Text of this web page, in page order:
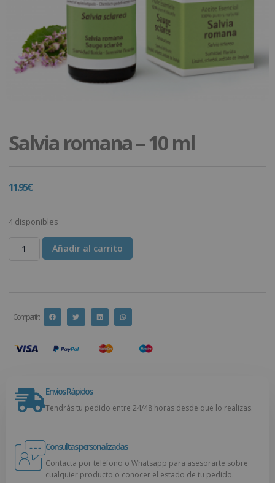
Salvia romana – 10 ml
11.95€
4 disponibles
Añadir al carrito
Compartir :
Envíos Rápidos
Tendrás tu pedido entre 24/48 horas desde que lo realizas.
Consultas personalizadas
Contacta por teléfono o Whatsapp para asesorarte sobre
cualquier producto o conocer el estado de tu pedido.